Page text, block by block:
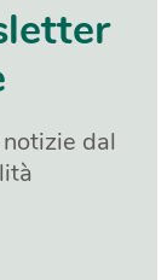
dal